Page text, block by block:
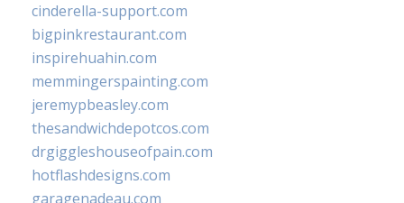
cinderella-support.com
bigpinkrestaurant.com
inspirehuahin.com
memmingerspainting.com
jeremypbeasley.com
thesandwichdepotcos.com
drgiggleshouseofpain.com
hotflashdesigns.com
garagenadeau.com